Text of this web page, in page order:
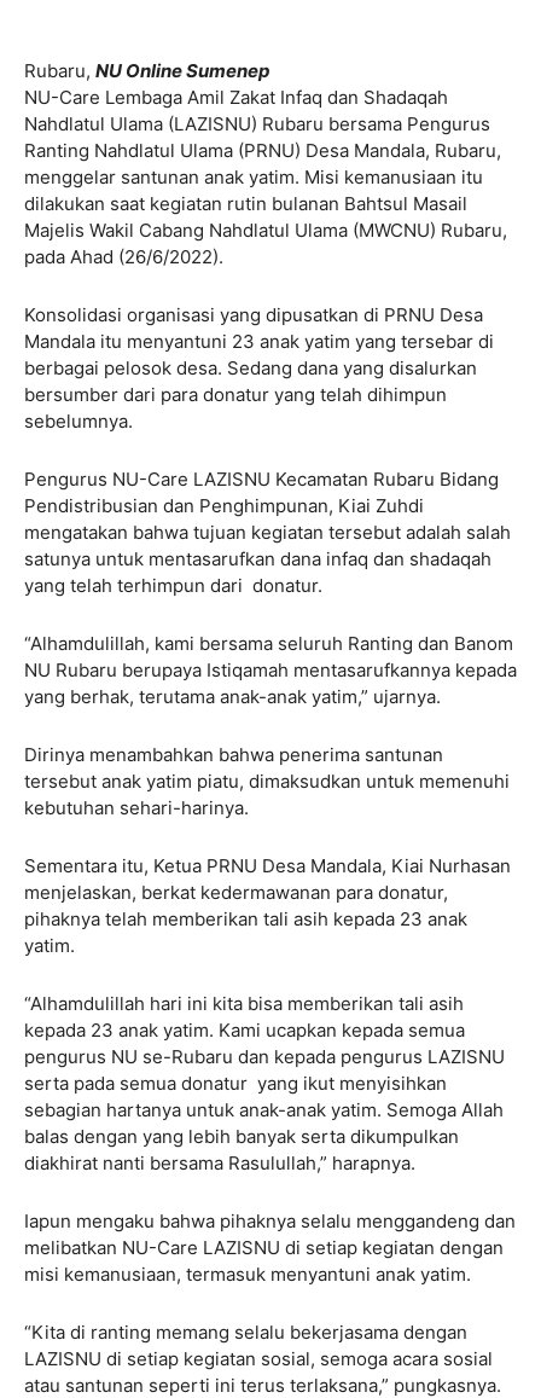
Rubaru, NU Online Sumenep
NU-Care Lembaga Amil Zakat Infaq dan Shadaqah
Nahdlatul Ulama (LAZISNU) Rubaru bersama Pengurus
Ranting Nahdlatul Ulama (PRNU) Desa Mandala, Rubaru,
menggelar santunan anak yatim. Misi kemanusiaan itu
dilakukan saat kegiatan rutin bulanan Bahtsul Masail
Majelis Wakil Cabang Nahdlatul Ulama (MWCNU) Rubaru,
pada Ahad (26/6/2022).
Konsolidasi organisasi yang dipusatkan di PRNU Desa
Mandala itu menyantuni 23 anak yatim yang tersebar di
berbagai pelosok desa. Sedang dana yang disalurkan
bersumber dari para donatur yang telah dihimpun
sebelumnya.
Pengurus NU-Care LAZISNU Kecamatan Rubaru Bidang
Pendistribusian dan Penghimpunan, Kiai Zuhdi
mengatakan bahwa tujuan kegiatan tersebut adalah salah
satunya untuk mentasarufkan dana infaq dan shadaqah
yang telah terhimpun dari donatur.
“Alhamdulillah, kami bersama seluruh Ranting dan Banom
NU Rubaru berupaya Istiqamah mentasarufkannya kepada
yang berhak, terutama anak-anak yatim,” ujarnya.
Dirinya menambahkan bahwa penerima santunan
tersebut anak yatim piatu, dimaksudkan untuk memenuhi
kebutuhan sehari-harinya.
Sementara itu, Ketua PRNU Desa Mandala, Kiai Nurhasan
menjelaskan, berkat kedermawanan para donatur,
pihaknya telah memberikan tali asih kepada 23 anak
yatim.
“Alhamdulillah hari ini kita bisa memberikan tali asih
kepada 23 anak yatim. Kami ucapkan kepada semua
pengurus NU se-Rubaru dan kepada pengurus LAZISNU
serta pada semua donatur yang ikut menyisihkan
sebagian hartanya untuk anak-anak yatim. Semoga Allah
balas dengan yang lebih banyak serta dikumpulkan
diakhirat nanti bersama Rasulullah,” harapnya.
Iapun mengaku bahwa pihaknya selalu menggandeng dan
melibatkan NU-Care LAZISNU di setiap kegiatan dengan
misi kemanusiaan, termasuk menyantuni anak yatim.
“Kita di ranting memang selalu bekerjasama dengan
LAZISNU di setiap kegiatan sosial, semoga acara sosial
atau santunan seperti ini terus terlaksana,” pungkasnya.